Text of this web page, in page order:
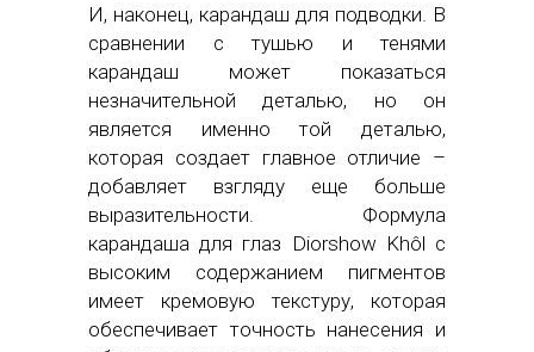
И, наконец, карандаш для подводки. В
сравнении с тушью и тенями
карандаш может показаться
незначительной деталью, но он
является именно той деталью,
которая создает главное отличие –
добавляет взгляду еще больше
выразительности. Формула
карандаша для глаз Diorshow Khôl с
высоким содержанием пигментов
имеет кремовую текстуру, которая
обеспечивает точность нанесения и